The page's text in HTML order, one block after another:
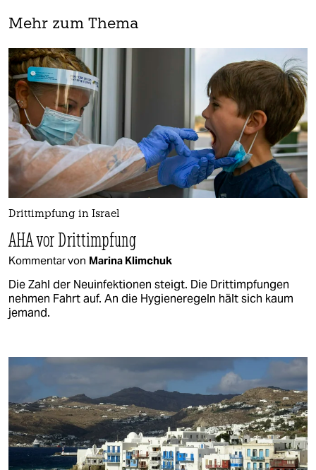
Mehr zum Thema
Drittimpfung in Israel
AHA vor Drittimpfung
Kommentar von Marina Klimchuk
Die Zahl der Neuinfektionen steigt. Die Drittimpfungen
nehmen Fahrt auf. An die Hygieneregeln hält sich kaum
jemand.